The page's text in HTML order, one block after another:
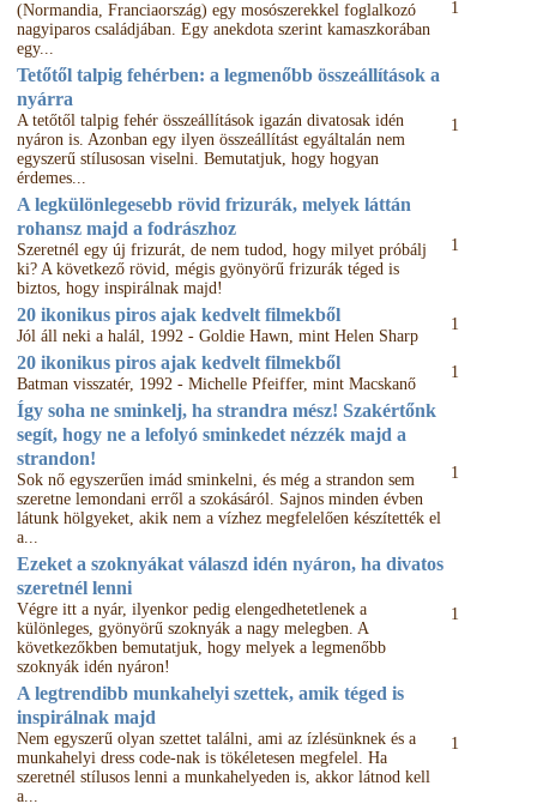
(Normandia, Franciaország) egy mosószerekkel foglalkozó
nagyiparos családjában. Egy anekdota szerint kamaszkorában
egy...
1
Tetőtől talpig fehérben: a legmenőbb összeállítások a
nyárra
A tetőtől talpig fehér összeállítások igazán divatosak idén
nyáron is. Azonban egy ilyen összeállítást egyáltalán nem
egyszerű stílusosan viselni. Bemutatjuk, hogy hogyan
érdemes...
1
A legkülönlegesebb rövid frizurák, melyek láttán
rohansz majd a fodrászhoz
Szeretnél egy új frizurát, de nem tudod, hogy milyet próbálj
ki? A következő rövid, mégis gyönyörű frizurák téged is
biztos, hogy inspirálnak majd!
1
20 ikonikus piros ajak kedvelt filmekből
Jól áll neki a halál, 1992 - Goldie Hawn, mint Helen Sharp
1
20 ikonikus piros ajak kedvelt filmekből
Batman visszatér, 1992 - Michelle Pfeiffer, mint Macskanő
1
Így soha ne sminkelj, ha strandra mész! Szakértőnk
segít, hogy ne a lefolyó sminkedet nézzék majd a
strandon!
Sok nő egyszerűen imád sminkelni, és még a strandon sem
szeretne lemondani erről a szokásáról. Sajnos minden évben
látunk hölgyeket, akik nem a vízhez megfelelően készítették el
a...
1
Ezeket a szoknyákat válaszd idén nyáron, ha divatos
szeretnél lenni
Végre itt a nyár, ilyenkor pedig elengedhetetlenek a
különleges, gyönyörű szoknyák a nagy melegben. A
következőkben bemutatjuk, hogy melyek a legmenőbb
szoknyák idén nyáron!
1
A legtrendibb munkahelyi szettek, amik téged is
inspirálnak majd
Nem egyszerű olyan szettet találni, ami az ízlésünknek és a
munkahelyi dress code-nak is tökéletesen megfelel. Ha
szeretnél stílusos lenni a munkahelyeden is, akkor látnod kell
a...
1